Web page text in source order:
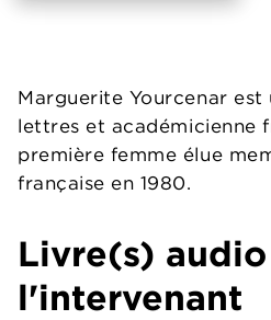
Marguerite Yourcenar est
lettres et académicienne
première femme élue
française en 1980.
Livre(s)
l'intervenant